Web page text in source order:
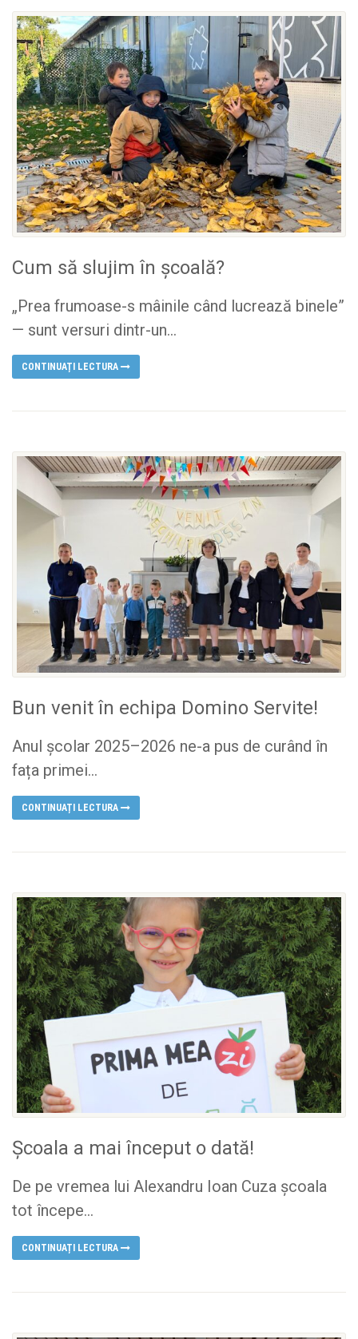
Cum să slujim în școală?
„Prea frumoase-s mâinile când lucrează binele”
— sunt versuri dintr-un...
CONTINUAȚI LECTURA
Bun venit în echipa Domino Servite!
Anul școlar 2025–2026 ne-a pus de curând în
fața primei...
CONTINUAȚI LECTURA
Școala a mai început o dată!
De pe vremea lui Alexandru Ioan Cuza școala
tot începe...
CONTINUAȚI LECTURA